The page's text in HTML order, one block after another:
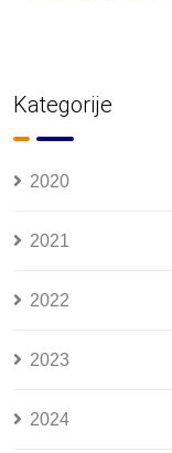
Kategorije
2020
2021
2022
2023
2024